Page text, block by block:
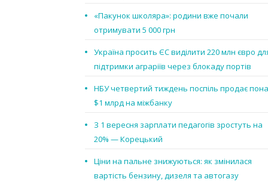
«Пакунок школяра»: родини вже почали
отримувати 5 000 грн
Україна просить ЄС виділити 220 млн євро
підтримки аграріїв через блокаду портів
НБУ четвертий тиждень поспіль продає
$1 млрд на міжбанку
З 1 вересня зарплати педагогів зростуть на
20% — Корецький
Ціни на пальне знижуються: як змінилася
вартість бензину, дизеля та автогазу